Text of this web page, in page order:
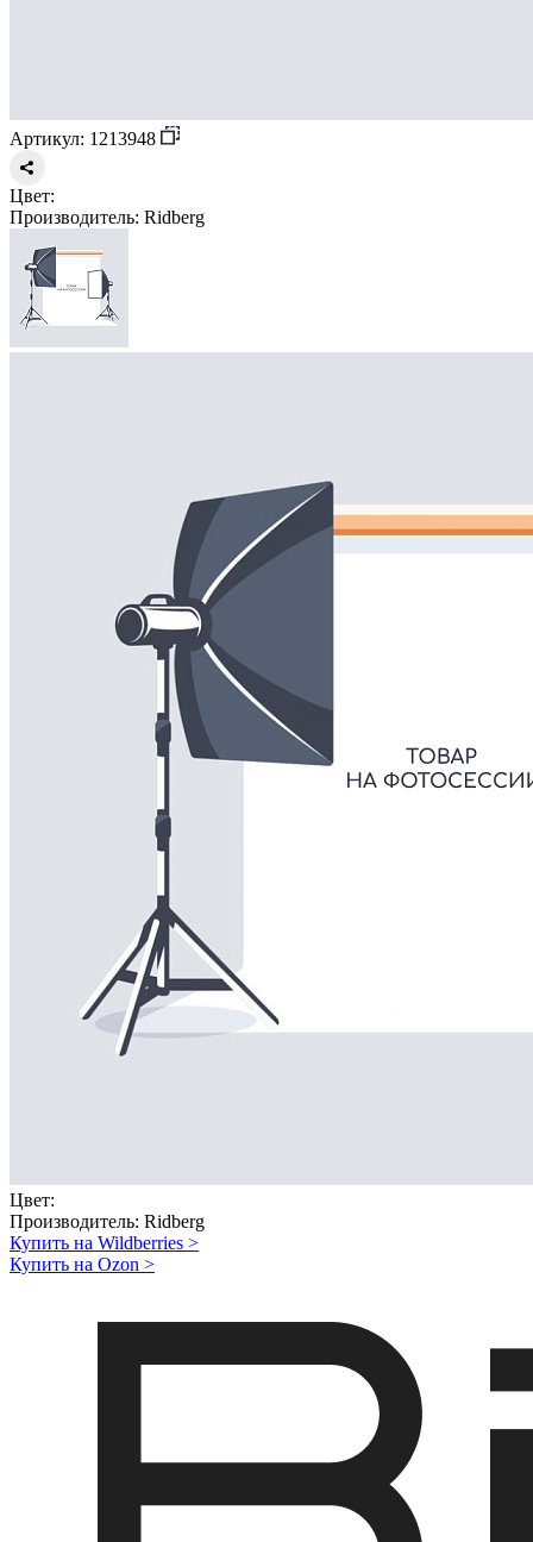
Артикул: 1213948
Цвет:
Производитель: Ridberg
Цвет:
Производитель: Ridberg
Купить на Wildberries >
Купить на Ozon >